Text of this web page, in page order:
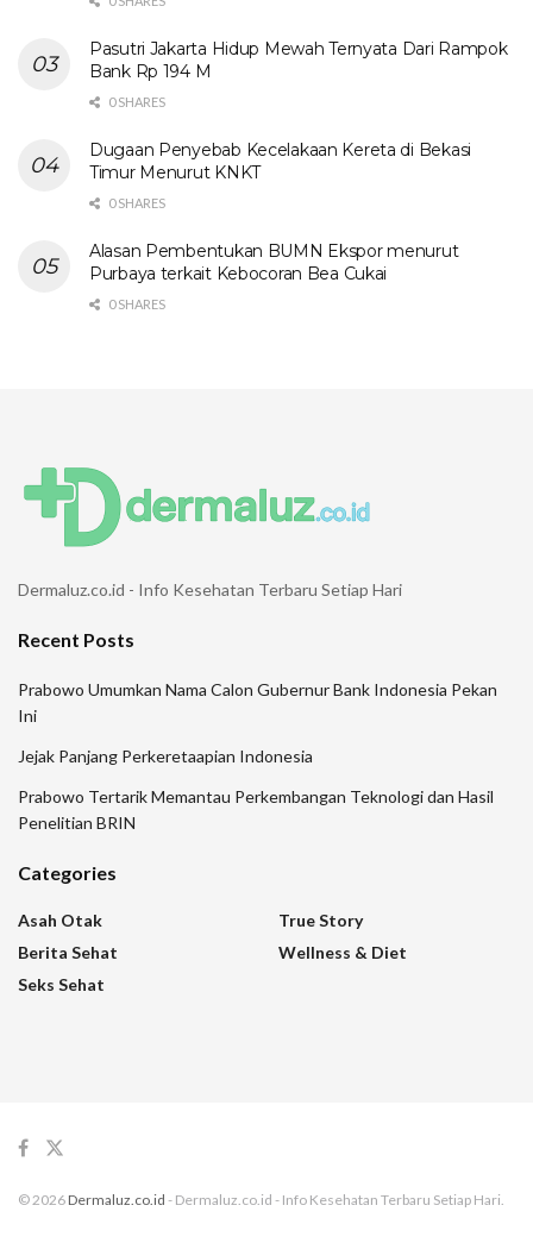
Pasutri Jakarta Hidup Mewah Ternyata Dari Rampok
Bank Rp 194 M
0 SHARES
Dugaan Penyebab Kecelakaan Kereta di Bekasi
Timur Menurut KNKT
0 SHARES
Alasan Pembentukan BUMN Ekspor menurut
Purbaya terkait Kebocoran Bea Cukai
0 SHARES
Dermaluz.co.id - Info Kesehatan Terbaru Setiap Hari
Recent Posts
Prabowo Umumkan Nama Calon Gubernur Bank Indonesia Pekan
Ini
Jejak Panjang Perkeretaapian Indonesia
Prabowo Tertarik Memantau Perkembangan Teknologi dan Hasil
Penelitian BRIN
Categories
Asah Otak
Berita Sehat
Seks Sehat
True Story
Wellness & Diet
© 2026 Dermaluz.co.id - Dermaluz.co.id - Info Kesehatan Terbaru Setiap Hari.